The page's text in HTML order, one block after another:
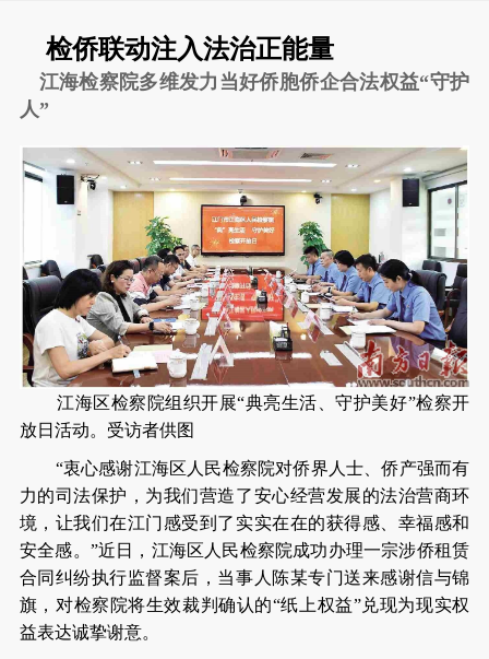
检侨联动注入法治正能量
江海检察院多维发力当好侨胞侨企合法权益“守护
人”
江海区检察院组织开展“典亮生活、守护美好”检察开
放日活动。受访者供图
“衷心感谢江海区人民检察院对侨界人士、侨产强而有
力的司法保护，为我们营造了安心经营发展的法治营商环
境，让我们在江门感受到了实实在在的获得感、幸福感和
安全感。”近日，江海区人民检察院成功办理一宗涉侨租赁
合同纠纷执行监督案后，当事人陈某专门送来感谢信与锦
旗，对检察院将生效裁判确认的“纸上权益”兑现为现实权
益表达诚挚谢意。